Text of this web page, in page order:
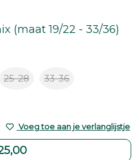
(maat 19/22 - 33/36)
25-28 33-36
Voeg toe aan je verlanglijstje